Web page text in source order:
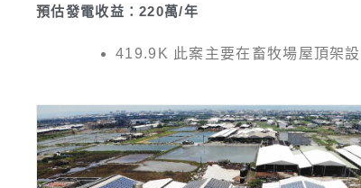
預估發電收益：220萬/年
419.9K 此案主要在畜牧場屋頂架